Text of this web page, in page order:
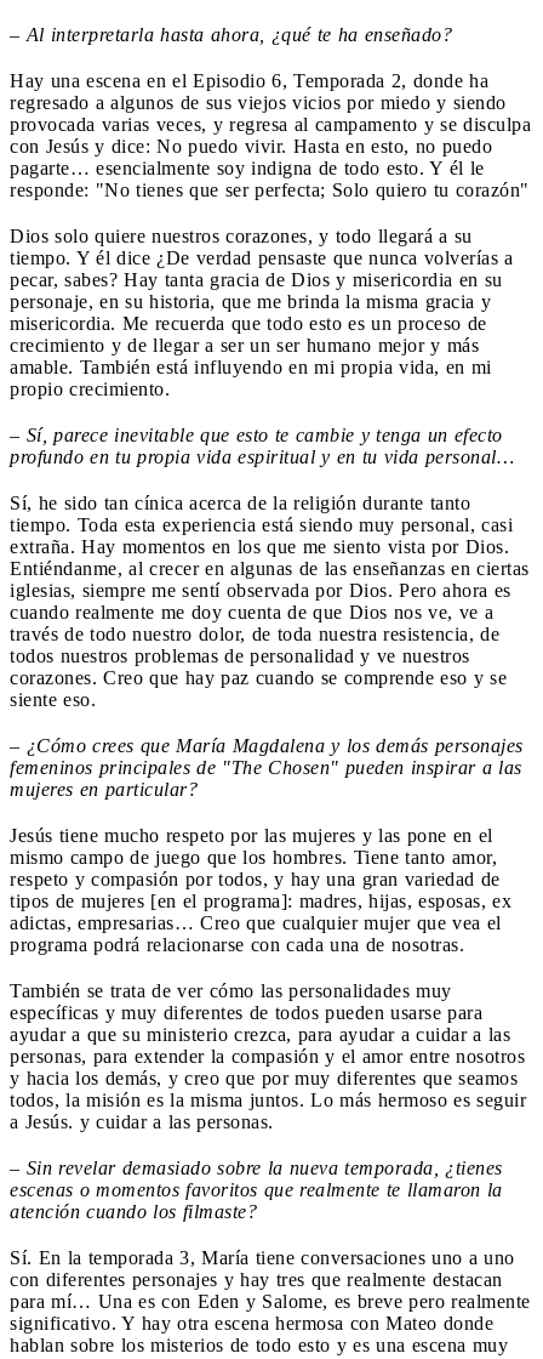
– Al interpretarla hasta ahora, ¿qué te ha enseñado?
Hay una escena en el Episodio 6, Temporada 2, donde ha
regresado a algunos de sus viejos vicios por miedo y siendo
provocada varias veces, y regresa al campamento y se disculpa
con Jesús y dice: No puedo vivir. Hasta en esto, no puedo
pagarte… esencialmente soy indigna de todo esto. Y él le
responde: "No tienes que ser perfecta; Solo quiero tu corazón"
Dios solo quiere nuestros corazones, y todo llegará a su
tiempo. Y él dice ¿De verdad pensaste que nunca volverías a
pecar, sabes? Hay tanta gracia de Dios y misericordia en su
personaje, en su historia, que me brinda la misma gracia y
misericordia. Me recuerda que todo esto es un proceso de
crecimiento y de llegar a ser un ser humano mejor y más
amable. También está influyendo en mi propia vida, en mi
propio crecimiento.
– Sí, parece inevitable que esto te cambie y tenga un efecto
profundo en tu propia vida espiritual y en tu vida personal…
Sí, he sido tan cínica acerca de la religión durante tanto
tiempo. Toda esta experiencia está siendo muy personal, casi
extraña. Hay momentos en los que me siento vista por Dios.
Entiéndanme, al crecer en algunas de las enseñanzas en ciertas
iglesias, siempre me sentí observada por Dios. Pero ahora es
cuando realmente me doy cuenta de que Dios nos ve, ve a
través de todo nuestro dolor, de toda nuestra resistencia, de
todos nuestros problemas de personalidad y ve nuestros
corazones. Creo que hay paz cuando se comprende eso y se
siente eso.
– ¿Cómo crees que María Magdalena y los demás personajes
femeninos principales de "The Chosen" pueden inspirar a las
mujeres en particular?
Jesús tiene mucho respeto por las mujeres y las pone en el
mismo campo de juego que los hombres. Tiene tanto amor,
respeto y compasión por todos, y hay una gran variedad de
tipos de mujeres [en el programa]: madres, hijas, esposas, ex
adictas, empresarias… Creo que cualquier mujer que vea el
programa podrá relacionarse con cada una de nosotras.
También se trata de ver cómo las personalidades muy
específicas y muy diferentes de todos pueden usarse para
ayudar a que su ministerio crezca, para ayudar a cuidar a las
personas, para extender la compasión y el amor entre nosotros
y hacia los demás, y creo que por muy diferentes que seamos
todos, la misión es la misma juntos. Lo más hermoso es seguir
a Jesús. y cuidar a las personas.
– Sin revelar demasiado sobre la nueva temporada, ¿tienes
escenas o momentos favoritos que realmente te llamaron la
atención cuando los filmaste?
Sí. En la temporada 3, María tiene conversaciones uno a uno
con diferentes personajes y hay tres que realmente destacan
para mí… Una es con Eden y Salome, es breve pero realmente
significativo. Y hay otra escena hermosa con Mateo donde
hablan sobre los misterios de todo esto y es una escena muy